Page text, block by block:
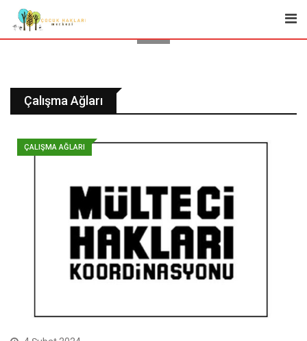
Çalışma Ağları
ÇALIŞMA AĞLARI